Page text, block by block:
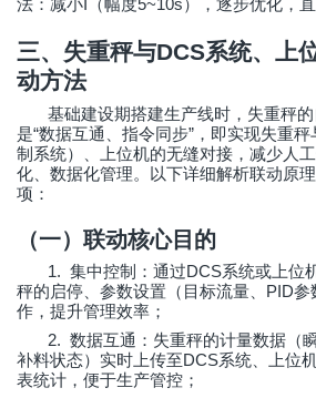
法：减小I （幅度5~10s），逐步优化，
三、失重秤与DCS系统、上
动方法
基础建设期搭建生产线时，失重秤
是“数据互通、指令同步” ，即实现失重秤
制系统）、上位机的无缝对接，减少人
化、数据化管理。以下详细解析联动原
项：
（一）联动核心目的
1. 集中控制：通过DCS系统或上位
秤的启停、参数设置（目标流量、 PID参
作，提升管理效率；
2. 数据互通：失重秤的计量数据（
补料状态）实时上传至DCS系统、上位
表统计，便于生产管控；